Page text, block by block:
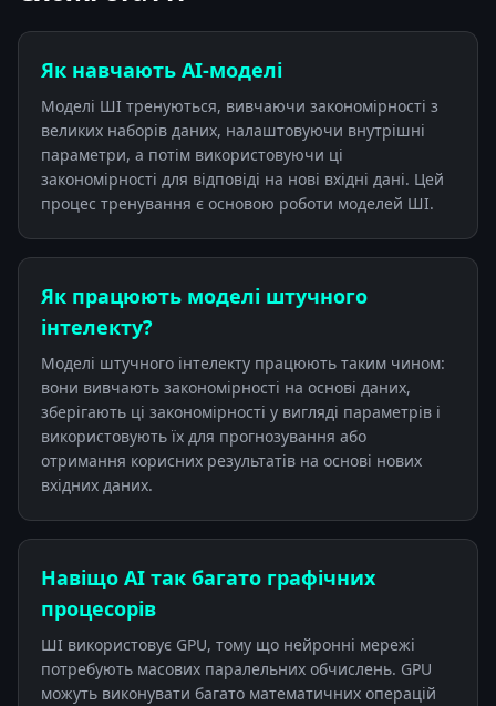
Як навчають АІ-моделі
Моделі ШІ тренуються, вивчаючи закономірності з
великих наборів даних, налаштовуючи внутрішні
параметри, а потім використовуючи ці
закономірності для відповіді на нові вхідні дані. Цей
процес тренування є основою роботи моделей ШІ.
Як працюють моделі штучного
інтелекту?
Моделі штучного інтелекту працюють таким чином:
вони вивчають закономірності на основі даних,
зберігають ці закономірності у вигляді параметрів і
використовують їх для прогнозування або
отримання корисних результатів на основі нових
вхідних даних.
Навіщо АІ так багато графічних
процесорів
ШІ використовує GPU, тому що нейронні мережі
потребують масових паралельних обчислень. GPU
можуть виконувати багато математичних операцій